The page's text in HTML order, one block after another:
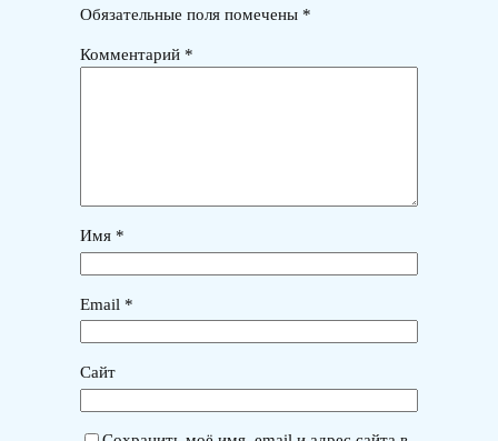
Обязательные поля помечены *
Комментарий *
Имя *
Email *
Сайт